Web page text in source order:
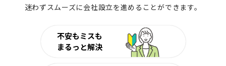
迷わずスムーズに会社設立を進めることができます。
不安もミスも
まるっと解決